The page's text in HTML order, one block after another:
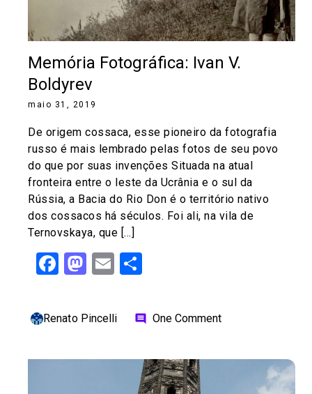
Memória Fotográfica: Ivan V.
Boldyrev
maio 31, 2019
De origem cossaca, esse pioneiro da fotografia
russo é mais lembrado pelas fotos de seu povo
do que por suas invenções Situada na atual
fronteira entre o leste da Ucrânia e o sul da
Rússia, a Bacia do Rio Don é o território nativo
dos cossacos há séculos. Foi ali, na vila de
Ternovskaya, que […]
Facebook
Mastodon
Email
Renato Pincelli comment One Comment